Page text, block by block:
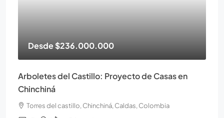
Desde$236.000.000
Arboletes del Castillo: Proyecto de Casas en
Chinchiná
Torres del castillo, Chinchiná, Caldas, Colombia